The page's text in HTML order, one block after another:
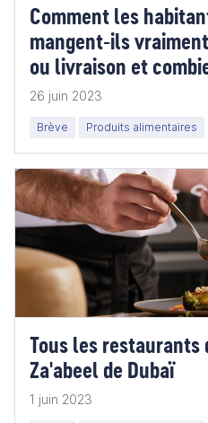
Comment les
mangent-ils
ou livraison et
sortie ?
26 juin 2023
Brève Produits alimentaires
Tous les restaurants
Za'abeel de Dubaï
1 juin 2023